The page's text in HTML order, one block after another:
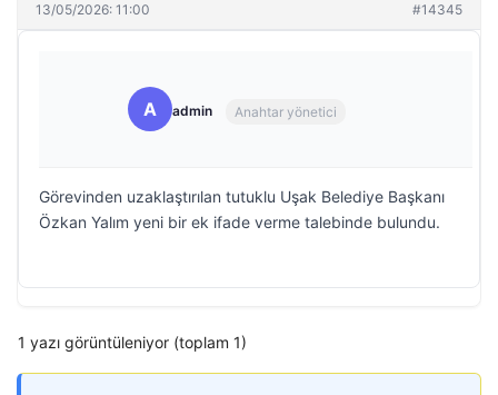
13/05/2026: 11:00 #14345
A admin Anahtar yönetici
Görevinden uzaklaştırılan tutuklu Uşak Belediye Başkanı
Özkan Yalım yeni bir ek ifade verme talebinde bulundu.
1 yazı görüntüleniyor (toplam 1)